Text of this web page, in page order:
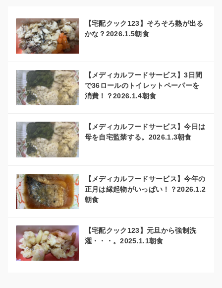
【宅配クック123】そろそろ熱が出る
かな？2026.1.5朝食
【メディカルフードサービス】3日間
で36ロールのトイレットペーパーを
消費！？2026.1.4朝食
【メディカルフードサービス】今日は
母を自宅監禁する。2026.1.3朝食
【メディカルフードサービス】今年の
正月は縁起物がいっぱい！？2026.1.2
朝食
【宅配クック123】元旦から強制洗
濯・・・。2025.1.1朝食